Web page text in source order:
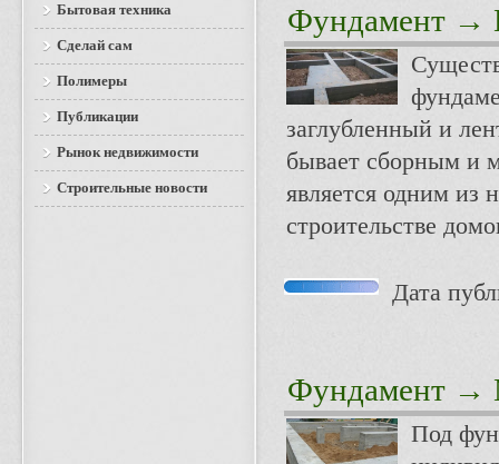
Фундамент →
заглубленный и
бывает сборным и
является одним из
строительстве
Дата
Фундамент →
Под
Бытовая техника
Сделай сам
Полимеры
Публикации
Рынок недвижимости
Строительные новости